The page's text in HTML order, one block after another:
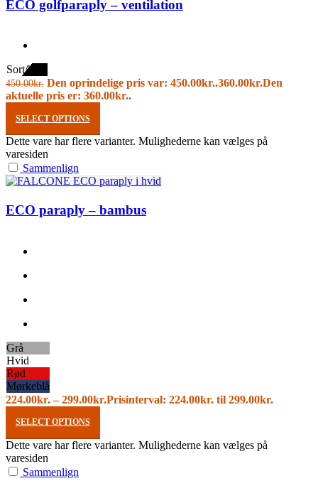
ECO golfparaply – ventilation
Sort/hvid
450.00kr. Den oprindelige pris var: 450.00kr..360.00kr.Den
aktuelle pris er: 360.00kr..
SELECT OPTIONS
Dette vare har flere varianter. Mulighederne kan vælges på
varesiden
Sammenlign
ECO paraply – bambus
Grå
Hvid
Rød
Mørkeblå
224.00kr. – 299.00kr.Prisinterval: 224.00kr. til 299.00kr.
SELECT OPTIONS
Dette vare har flere varianter. Mulighederne kan vælges på
varesiden
Sammenlign